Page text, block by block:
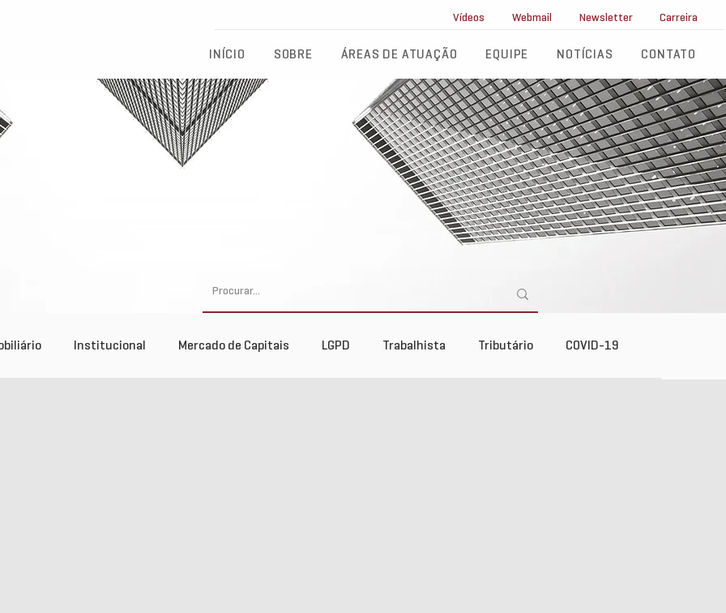
Vídeos Webmail Newsletter Carreira
INÍCIO SOBRE ÁREAS DE ATUAÇÃO EQUIPE NOTÍCIAS CONTATO
Institucional Mercado de Capitais LGPD Trabalhista Tributário COVID-19